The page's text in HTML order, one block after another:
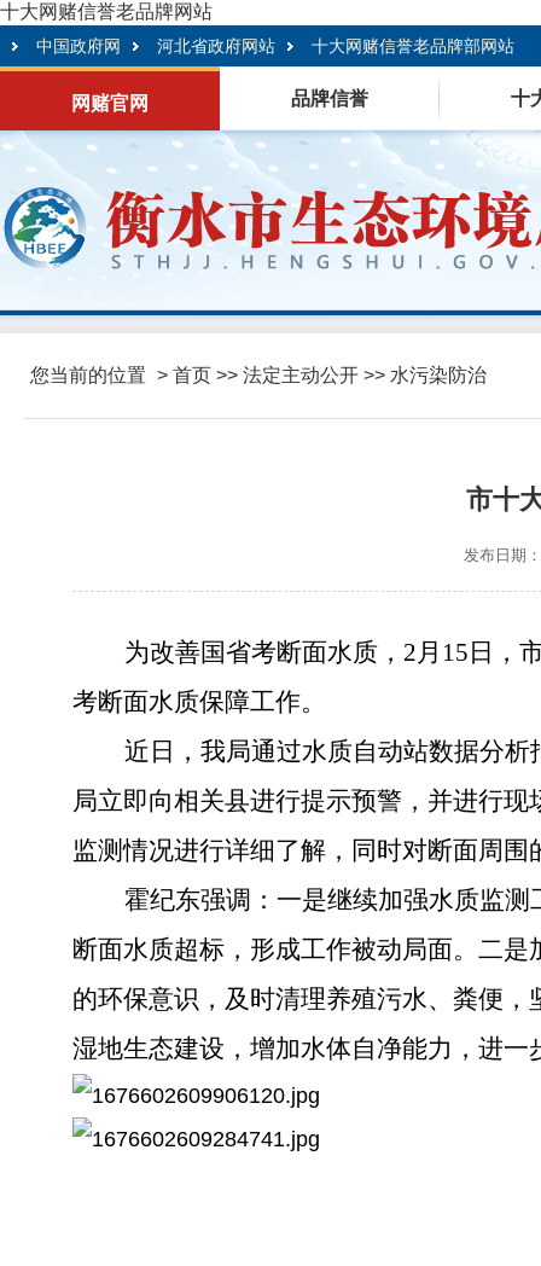
十大网赌信誉老品牌网站
中国政府网 河北省政府网站 十大网赌信誉老品牌部网站
网赌官网 品牌信誉 十
您当前的位置 > 首页 >> 法定主动公开 >> 水污染防治
市十
发布日期
为改善国省考断面水质， 2月 15 日，
考断面水质保障工作。
近日，我局通过水质自动站数据分析
局立即向相关县进行提示预警，并进行
监测情况进行详细了解，同时对断面周围
霍纪东强调：一是继续加强水质监
断面水质超标，形成工作被动局面。二
的环保意识， 及时清理养殖污水、粪便
湿地生态建设，增加水体自净能力， 进一